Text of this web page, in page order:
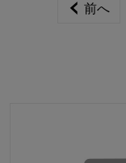
前へ